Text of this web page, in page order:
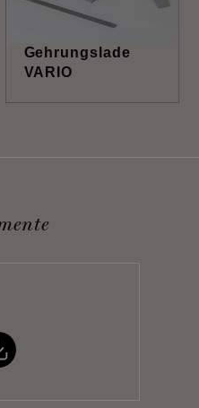
Gehrungslade
VARIO